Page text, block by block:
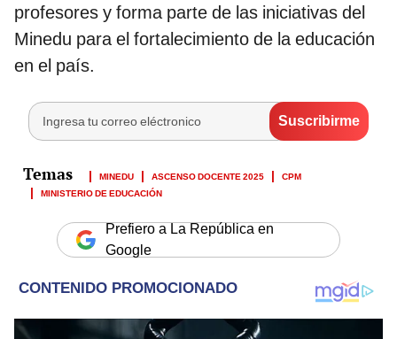
profesores y forma parte de las iniciativas del
Minedu para el fortalecimiento de la educación
en el país.
MINEDU ASCENSO DOCENTE 2025
CPM
MINISTERIO DE EDUCACIÓN
Prefiero a La República en
Google